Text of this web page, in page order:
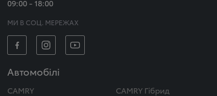
09:00 - 18:00
МИ В СОЦ. МЕРЕЖАХ
Автомобілі
CAMRY
CAMRY Гібрид